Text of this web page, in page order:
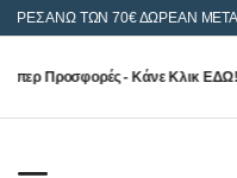
ΑΝΩ ΤΩΝ 70€ ΔΩΡΕΑΝ
Προσφορές - Κάνε Κλικ ΕΔΩ!